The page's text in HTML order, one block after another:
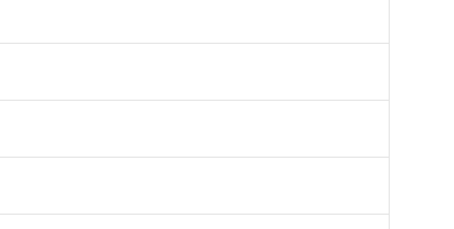
き、同意のうえご利用ください。
令（10物質）の非含有に非対応の商品で、対応品を出
ど無形物で、有害物質有無と関係のない商品です。
含有部品としていたものが、含有品と判明した場合など
以下、 カドミウム(Cd) 100ppm以下、
ポリ臭化ビフェニル類(PBB) 1000ppm以下、ポリ臭化ジフェニルエー
が中国RoHSの基準値以下であることを示します。
販売部門へお問い合わせください。